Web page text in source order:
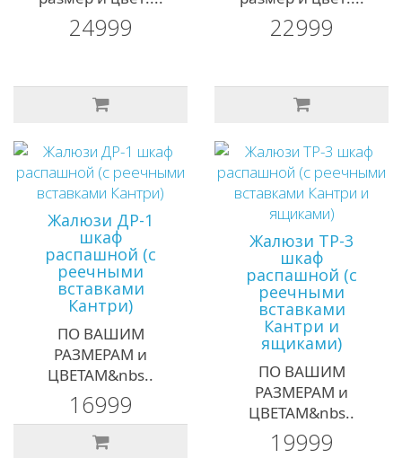
24999 22999
Жалюзи ДР-1
шкаф
распашной (с
реечными
вставками
Кантри)
ПО ВАШИМ
РАЗМЕРАМ и
ЦВЕТАМ&nbs..
16999
Жалюзи ТР-3
шкаф
распашной (с
реечными
вставками
Кантри и
ящиками)
ПО ВАШИМ
РАЗМЕРАМ и
ЦВЕТАМ&nbs..
19999